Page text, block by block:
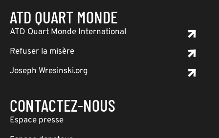
ATD QUART MONDE
ATD Quart Monde International
Refuser la misère
Joseph Wresinski.org
CONTACTEZ-NOUS
Espace presse